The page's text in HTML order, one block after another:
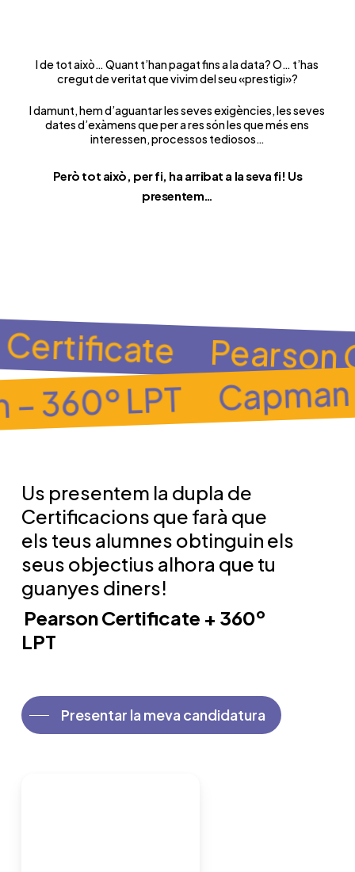
I de tot això… Quant t’han pagat fins a la data? O… t’has
cregut de veritat que vivim del seu «prestigi»?
I damunt, hem d’aguantar les seves exigències, les seves
dates d’exàmens que per a res són les que més ens
interessen, processos tediosos…
Però tot això, per fi, ha arribat a la seva fi! Us
presentem…
Certificate
360º LPT Capman
Us presentem la dupla de
Certificacions que farà que
els teus alumnes obtinguin els
seus objectius alhora que tu
guanyes diners!
Pearson Certificate + 360º
LPT
Presentar la meva candidatura